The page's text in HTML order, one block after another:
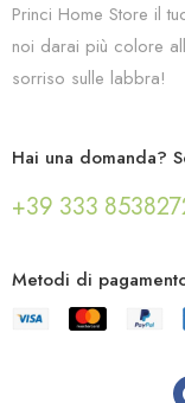
Princi Home Store il
noi darai più colore
sorriso sulle labbra!
Hai una domanda?
+39 333
Metodi di